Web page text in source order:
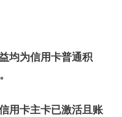
均为信用卡普通积
用卡主卡已激活且账